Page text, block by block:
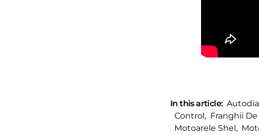
In this article:
Control , Franghii De
Motoarele Shel ,